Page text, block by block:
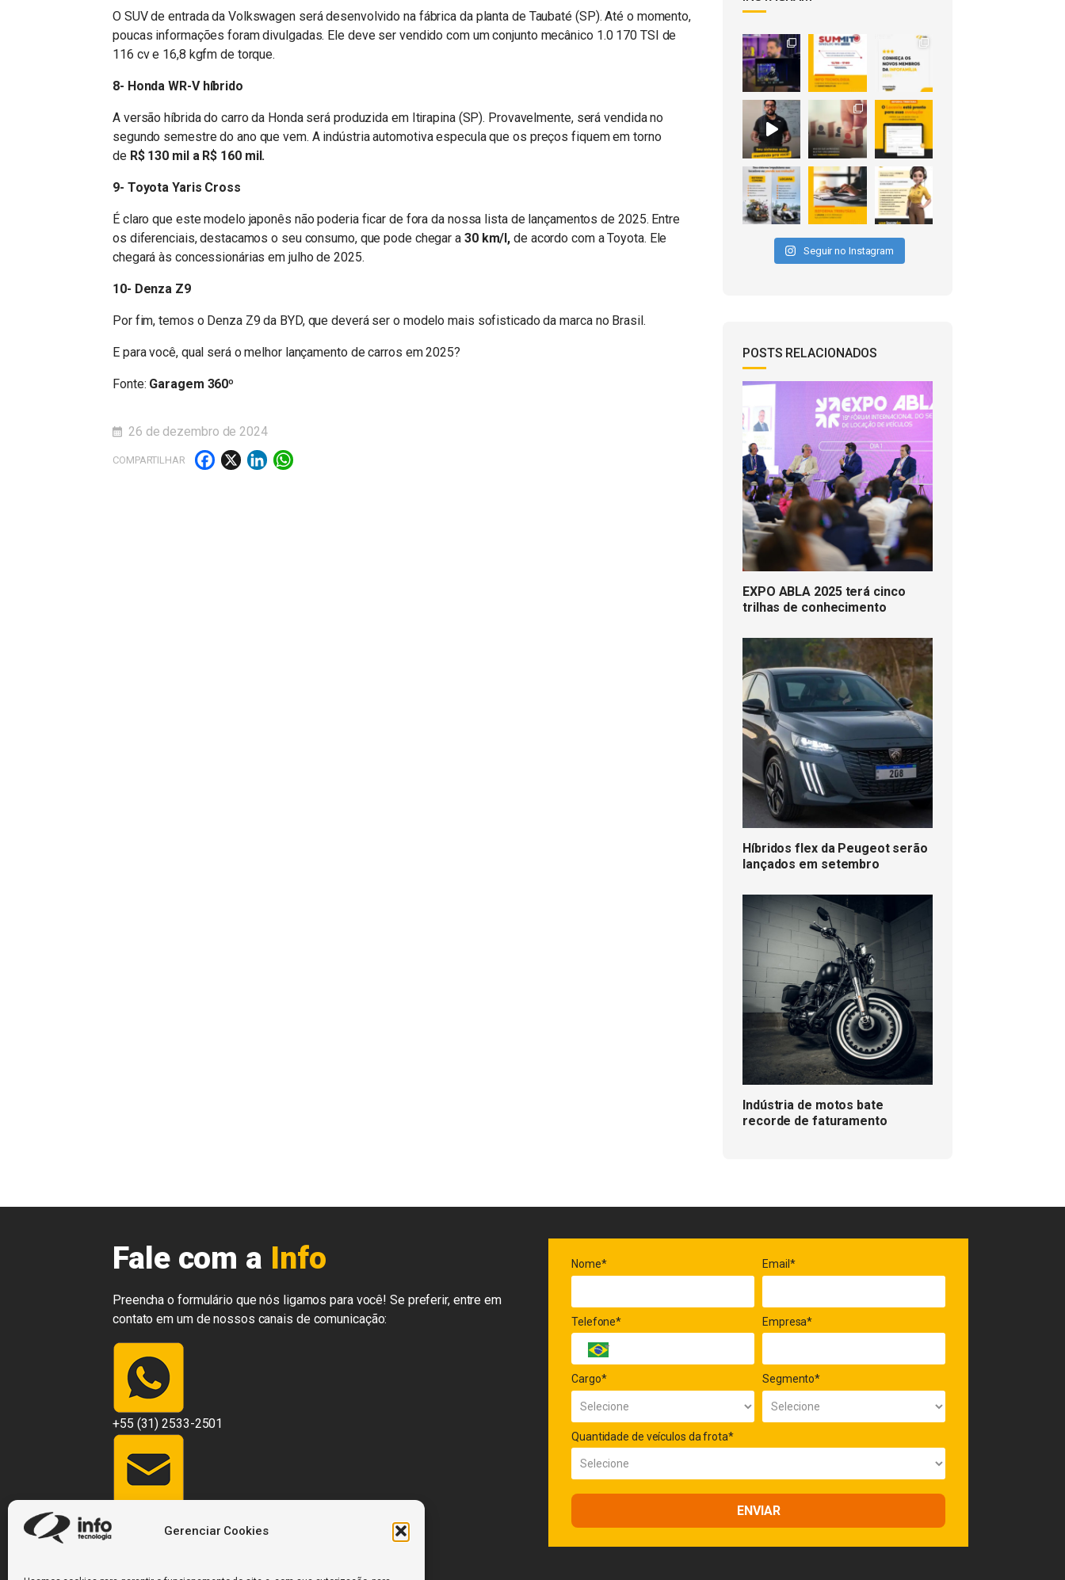
Gerenciar Cookies
O SUV de entrada da Volkswagen será desenvolvido na fábrica da planta de Taubaté (SP). Até o momento,
poucas informações foram divulgadas. Ele deve ser vendido com um conjunto mecânico 1.0 170 TSI de
116 cv e 16,8 kgfm de torque.
8- Honda WR-V híbrido
A versão híbrida do carro da Honda será produzida em Itirapina (SP). Provavelmente, será vendida no
segundo semestre do ano que vem. A indústria automotiva especula que os preços fiquem em torno
deR$ 130 mil a R$ 160 mil.
9- Toyota Yaris Cross
É claro que este modelo japonês não poderia ficar de fora da nossa lista de lançamentos de 2025. Entre
os diferenciais, destacamos o seu consumo, que pode chegar a 30 km/l, de acordo com a Toyota. Ele
chegará às concessionárias em julho de 2025.
10- Denza Z9
Por fim, temos o Denza Z9 da BYD, que deverá ser o modelo mais sofisticado da marca no Brasil.
E para você, qual será o melhor lançamento de carros em 2025?
Fonte: Garagem 360º
26 de dezembro de 2024
COMPARTILHAR Facebook
X LinkedIn
WhatsApp
Seguir no Instagram
POSTS RELACIONADOS
EXPO ABLA 2025 terá cinco
trilhas de conhecimento
Híbridos flex da Peugeot serão
lançados em setembro
Indústria de motos bate
recorde de faturamento
Fale com a Info
Preencha o formulário que nós ligamos para você! Se preferir, entre em
contato em um de nossos canais de comunicação:
+55 (31) 2533-2501
Nome* Email*
Telefone* Empresa*
Cargo* Segmento*
Quantidade de veículos da frota*
ENVIAR